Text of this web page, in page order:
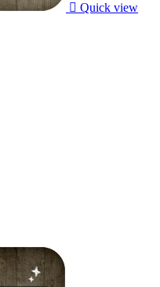
 Quick view